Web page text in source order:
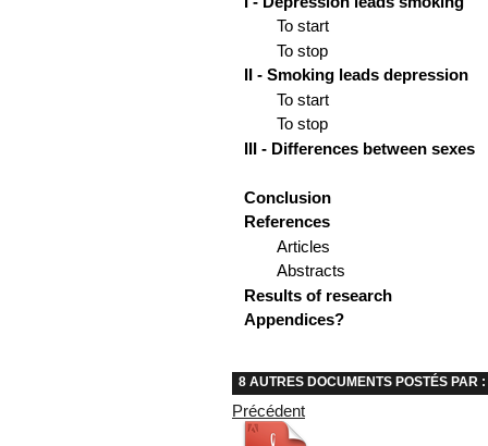
To start
To stop
II - Smoking leads depression
To start
To stop
III - Differences between sexes
Conclusion
References
Articles
Abstracts
Results of research
Appendices?
8 AUTRES DOCUMENTS POSTÉS PAR
Précédent